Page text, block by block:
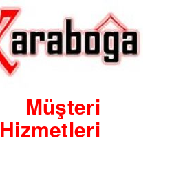
Müşteri
Hizmetleri